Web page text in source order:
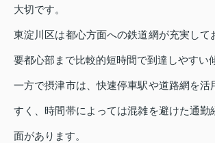
大切です。
東淀川区は都心方面への鉄道網が充実して
要都心部まで比較的短時間で到達しやすい
一方で摂津市は、快速停車駅や道路網を活
すく、時間帯によっては混雑を避けた通勤
面があります。